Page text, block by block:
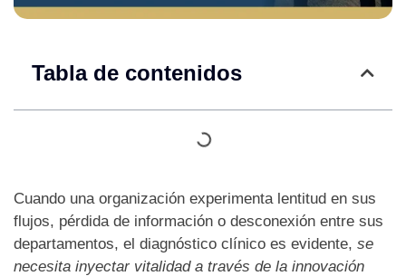
Tabla de contenidos
Cuando una organización experimenta lentitud en sus
flujos, pérdida de información o desconexión entre sus
departamentos, el diagnóstico clínico es evidente, se
necesita inyectar vitalidad a través de la innovación